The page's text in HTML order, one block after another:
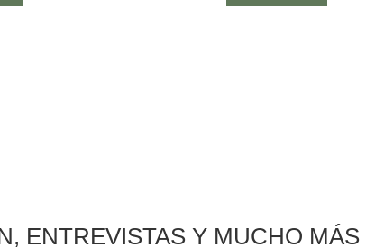
ENTREVISTAS Y MUCHO MÁS